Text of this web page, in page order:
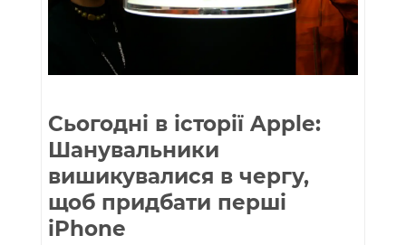
Сьогодні в історії Apple:
Шанувальники
вишикувалися в чергу,
щоб придбати перші
iPhone